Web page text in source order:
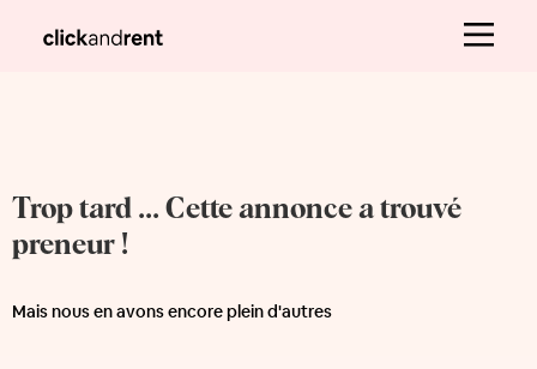
Trop tard ... Cette annonce a trouvé
preneur !
Mais nous en avons encore plein d'autres